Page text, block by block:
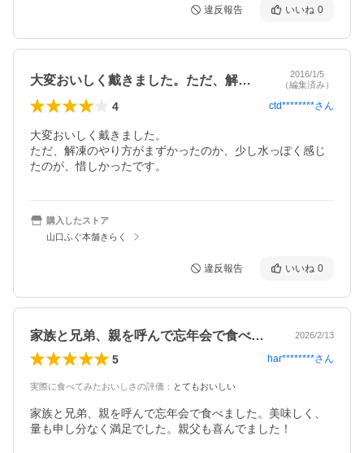
違反報告 いいね 0
大変おいしく戴きました。ただ、解凍のや…
2016/1/5
（編集済み）
4 ctd********さん
大変おいしく戴きました。
ただ、解凍のやり方がまずかったのか、少し水っぽく感じ
たのが、惜しかったです。
購入したストア
山口ふぐ本舗きらく
違反報告 いいね 0
家族と兄弟、親を呼んで忘年会で食べまし… 2026/2/13
5 har********さん
実際に食べてみたおいしさの評価 ： とてもおいしい
家族と兄弟、親を呼んで忘年会で食べました。美味しく、
量も申し分なく満足でした。親父も喜んでました！